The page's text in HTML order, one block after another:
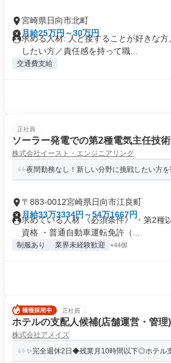
宮崎県日向市北町
月給25万円～30万円
求める人材: 人と接することが好きな
したい方／責任感を持って職...
交通費支給
正社員
ソーラー発電での第2種電気主任技
株式会社イースト・エンジニアリング
夜間勤務なし！新しい分野に挑戦したい方を
〒883-0012宮崎県日向市江良町
月給33万3334円～54万1667円
求めている人材 《必須条件》 ・第2種
資格 ・普通自動車運転免許（...
制服あり 業界未経験歓迎 +44個
正社員
ホテルの支配人候補(店舗運営・管理)
株式会社アメイズ
✨完全週休2日◆残業月10時間以下◎ホテル